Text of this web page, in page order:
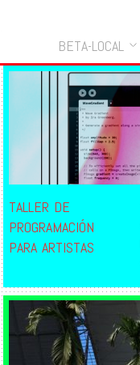
BETA-LOCAL
TALLER DE
PROGRAMACIÓN
PARA ARTISTAS